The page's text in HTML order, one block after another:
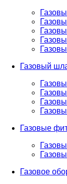
Газовый
Газовые
Газовое